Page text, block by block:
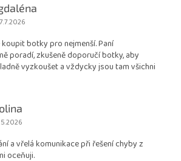
obchodu
4,9
z
obchodu je 5 z 5 hvězdiček.
botky pro nejmenší. Paní
poradí, zkušeně doporučí botky, aby
vyzkoušet a vždycky jsou tam všichni
obchodu je 5 z 5 hvězdiček.
a vřelá komunikace při řešení chyby z
oceňuji.